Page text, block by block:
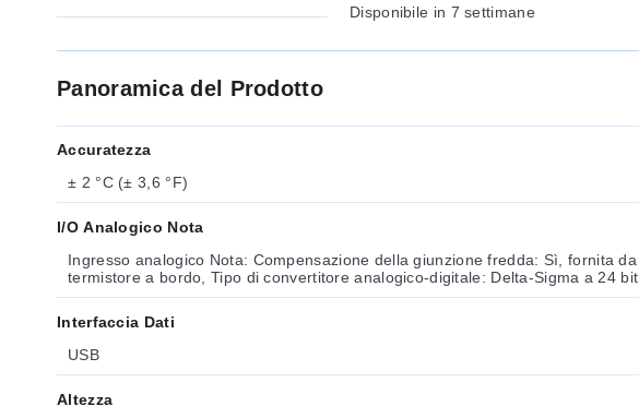
Disponibile in 7 settimane
Panoramica del Prodotto
Accuratezza
± 2 °C (± 3,6 °F)
I/O Analogico Nota
Ingresso analogico Nota: Compensazione della giunzione fredda: Sì, fornita da
termistore a bordo, Tipo di convertitore analogico-digitale: Delta-Sigma a 24 bit
Interfaccia Dati
USB
Altezza